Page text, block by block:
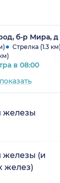
б-р Мира, д
Стрелка (1.3 км)
в 08:00
показать
железы
(и
желез)